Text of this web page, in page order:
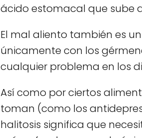
ácido estomacal que sube
El mal aliento también es
únicamente con los
cualquier problema en los
Así como por ciertos
toman (como los
halitosis significa que